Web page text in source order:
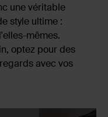
une véritable
style ultime :
mêmes.
optez pour des
avec vos